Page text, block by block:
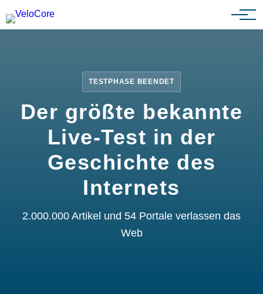
Partnerprogramm
TESTPHASE BEENDET
Der größte bekannte
Live-Test in der
Geschichte des
Internets
2.000.000 Artikel und 54 Portale verlassen das
Web